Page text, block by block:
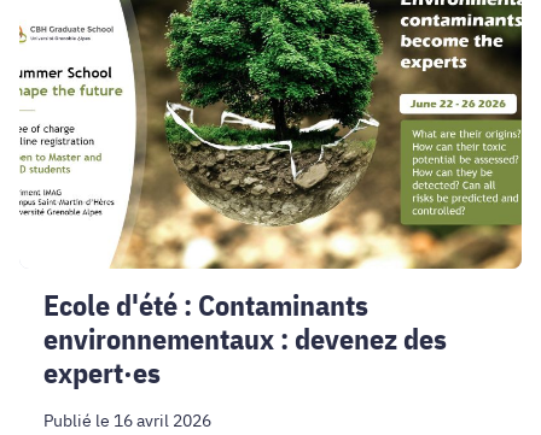
:
Contaminants
environnementaux
:
devenez
des
expert·es
Ecole d'été : Contaminants
environnementaux : devenez des
expert·es
Publié le 16 avril 2026